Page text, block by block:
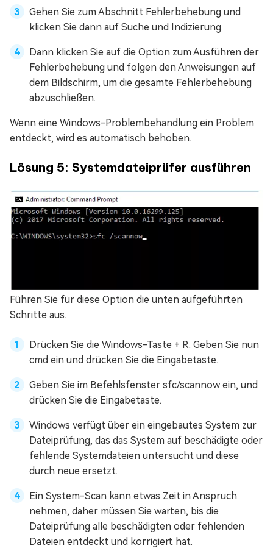
Gehen Sie zum Abschnitt Fehlerbehebung und
klicken Sie dann auf Suche und Indizierung.
Dann klicken Sie auf die Option zum Ausführen der
Fehlerbehebung und folgen den Anweisungen auf
dem Bildschirm, um die gesamte Fehlerbehebung
abzuschließen.
Wenn eine Windows-Problembehandlung ein Problem
entdeckt, wird es automatisch behoben.
Lösung 5: Systemdateiprüfer ausführen
Führen Sie für diese Option die unten aufgeführten
Schritte aus.
Drücken Sie die Windows-Taste + R. Geben Sie nun
cmd ein und drücken Sie die Eingabetaste.
Geben Sie im Befehlsfenster sfc/scannow ein, und
drücken Sie die Eingabetaste.
Windows verfügt über ein eingebautes System zur
Dateiprüfung, das das System auf beschädigte oder
fehlende Systemdateien untersucht und diese
durch neue ersetzt.
Ein System-Scan kann etwas Zeit in Anspruch
nehmen, daher müssen Sie warten, bis die
Dateiprüfung alle beschädigten oder fehlenden
Dateien entdeckt und korrigiert hat.